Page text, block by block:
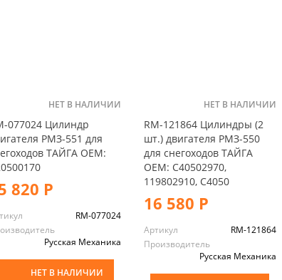
НЕТ В НАЛИЧИИ
077024 Цилиндр
РМЗ-551 для
ТАЙГА OEM:
820 Р
RM-077024
Русская Механика
НЕТ В НАЛИЧИИ
НЕТ В НАЛИЧИИ
RM-121864 Цилиндры (2
шт.) двигателя РМЗ-550
для снегоходов ТАЙГА
OEM: С40502970,
119802910, С4050
16 580 Р
Артикул
RM-121864
Производитель
Русская Механика